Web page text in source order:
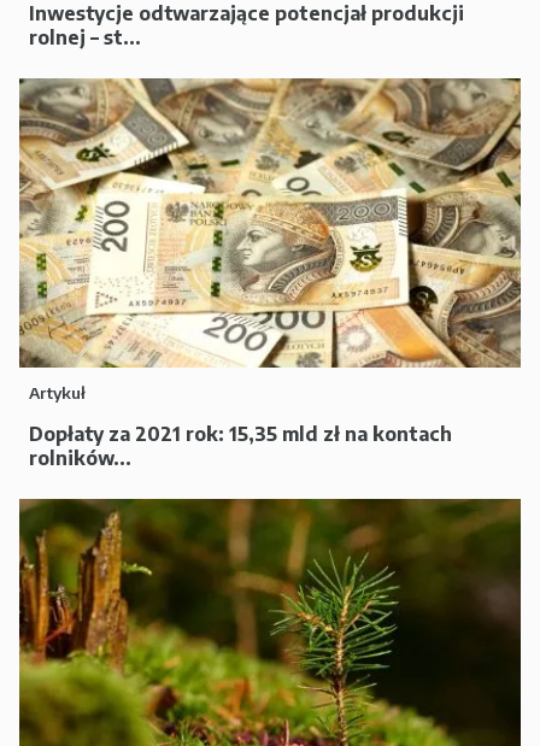
Inwestycje odtwarzające potencjał produkcji
rolnej – st...
Artykuł
Dopłaty za 2021 rok: 15,35 mld zł na kontach
rolników...